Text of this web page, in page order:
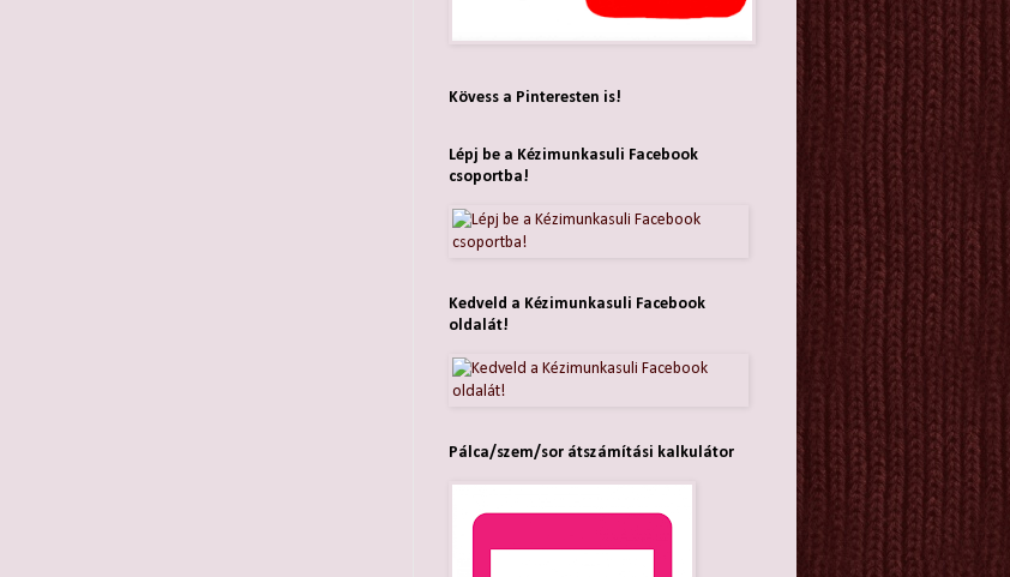
Kövess a Pinteresten is!
Lépj be a Kézimunkasuli Facebook
csoportba!
Kedveld a Kézimunkasuli Facebook
oldalát!
Pálca/szem/sor átszámítási kalkulátor